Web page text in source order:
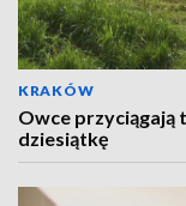
KRAKÓW
Owce przyciągają
dziesiątkę